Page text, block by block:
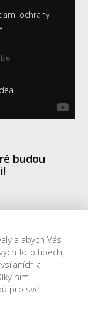
ochrany
budou
minut!
a abych Vás
foto tipech,
a
nim
pro své